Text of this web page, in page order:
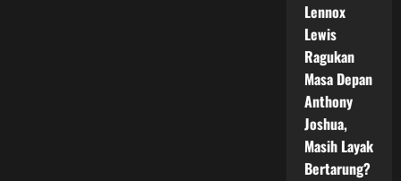
Lennox
Lewis
Ragukan
Masa Depan
Anthony
Joshua,
Masih Layak
Bertarung?